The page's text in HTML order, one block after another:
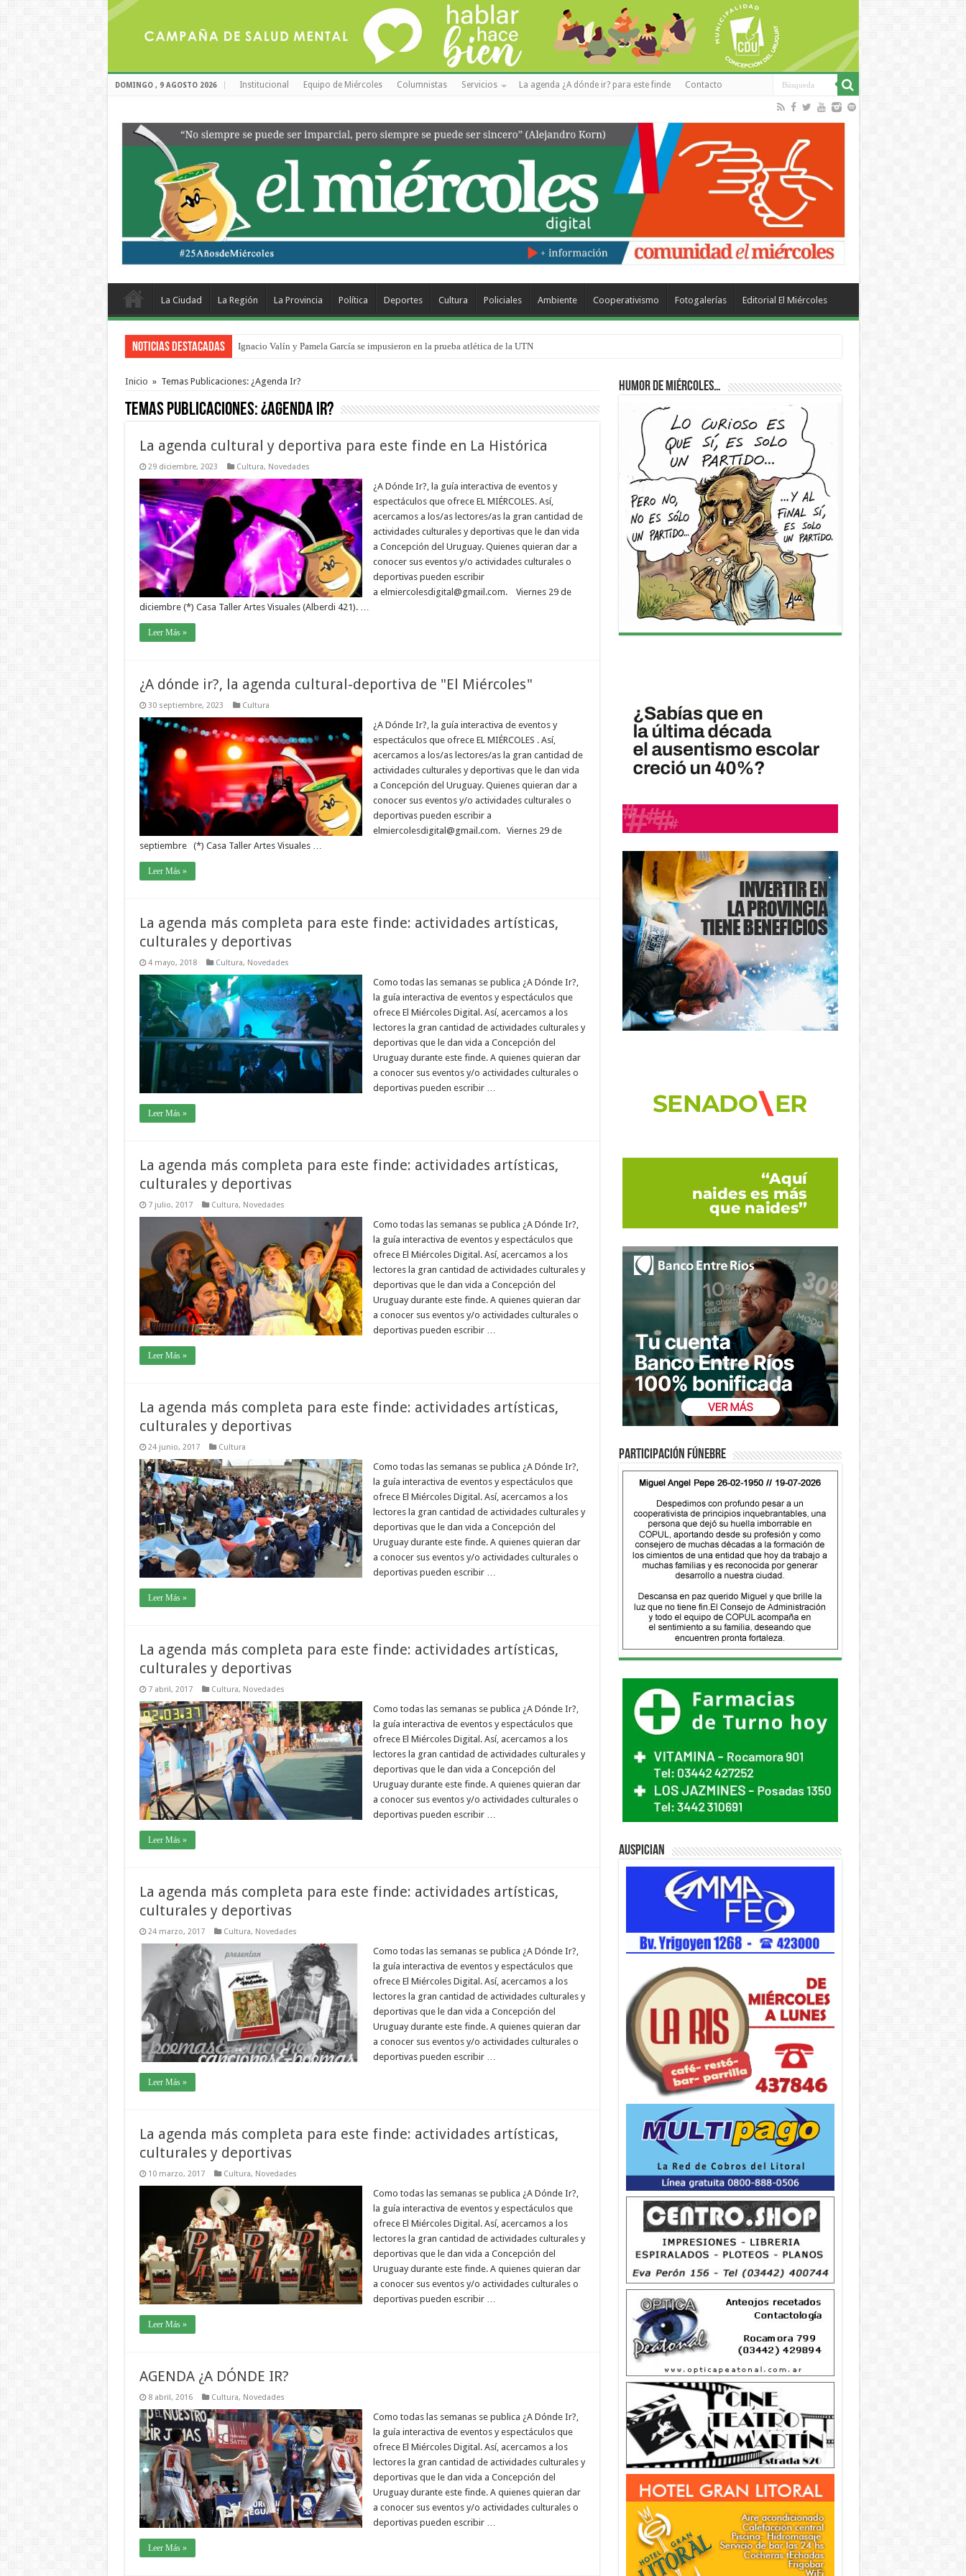
DOMINGO , 9 AGOSTO 2026 Institucional Equipo de Miércoles Columnistas Servicios La agenda ¿A dónde ir? para este finde Contacto
La Ciudad La Región La Provincia Política Deportes Cultura Policiales Ambiente Cooperativismo Fotogalerías Editorial El Miércoles
Noticias Destacadas Traigo el litoral en mi canción: 100 años de Aníbal Sampayo
Inicio » Temas Publicaciones: ¿Agenda Ir?
Temas Publicaciones:¿Agenda Ir?
La agenda cultural y deportiva para este finde en La Histórica
29 diciembre, 2023 Cultura, Novedades
¿A Dónde Ir?, la guía interactiva de eventos y
espectáculos que ofrece EL MIÉRCOLES. Así,
acercamos a los/as lectores/as la gran cantidad de
actividades culturales y deportivas que le dan vida
a Concepción del Uruguay. Quienes quieran dar a
conocer sus eventos y/o actividades culturales o
deportivas pueden escribir
a elmiercolesdigital@gmail.com. Viernes 29 de
diciembre (*) Casa Taller Artes Visuales (Alberdi 421). …
Leer Más »
¿A dónde ir?, la agenda cultural-deportiva de "El Miércoles"
30 septiembre, 2023 Cultura
¿A Dónde Ir?, la guía interactiva de eventos y
espectáculos que ofrece EL MIÉRCOLES . Así,
acercamos a los/as lectores/as la gran cantidad de
actividades culturales y deportivas que le dan vida
a Concepción del Uruguay. Quienes quieran dar a
conocer sus eventos y/o actividades culturales o
deportivas pueden escribir a
elmiercolesdigital@gmail.com. Viernes 29 de
septiembre (*) Casa Taller Artes Visuales …
Leer Más »
La agenda más completa para este finde: actividades artísticas,
culturales y deportivas
4 mayo, 2018 Cultura, Novedades
Como todas las semanas se publica ¿A Dónde Ir?,
la guía interactiva de eventos y espectáculos que
ofrece El Miércoles Digital. Así, acercamos a los
lectores la gran cantidad de actividades culturales y
deportivas que le dan vida a Concepción del
Uruguay durante este finde. A quienes quieran dar
a conocer sus eventos y/o actividades culturales o
deportivas pueden escribir …
Leer Más »
La agenda más completa para este finde: actividades artísticas,
culturales y deportivas
7 julio, 2017 Cultura, Novedades
Como todas las semanas se publica ¿A Dónde Ir?,
la guía interactiva de eventos y espectáculos que
ofrece El Miércoles Digital. Así, acercamos a los
lectores la gran cantidad de actividades culturales y
deportivas que le dan vida a Concepción del
Uruguay durante este finde. A quienes quieran dar
a conocer sus eventos y/o actividades culturales o
deportivas pueden escribir …
Leer Más »
La agenda más completa para este finde: actividades artísticas,
culturales y deportivas
24 junio, 2017 Cultura
Como todas las semanas se publica ¿A Dónde Ir?,
la guía interactiva de eventos y espectáculos que
ofrece El Miércoles Digital. Así, acercamos a los
lectores la gran cantidad de actividades culturales y
deportivas que le dan vida a Concepción del
Uruguay durante este finde. A quienes quieran dar
a conocer sus eventos y/o actividades culturales o
deportivas pueden escribir …
Leer Más »
La agenda más completa para este finde: actividades artísticas,
culturales y deportivas
7 abril, 2017 Cultura, Novedades
Como todas las semanas se publica ¿A Dónde Ir?,
la guía interactiva de eventos y espectáculos que
ofrece El Miércoles Digital. Así, acercamos a los
lectores la gran cantidad de actividades culturales y
deportivas que le dan vida a Concepción del
Uruguay durante este finde. A quienes quieran dar
a conocer sus eventos y/o actividades culturales o
deportivas pueden escribir …
Leer Más »
La agenda más completa para este finde: actividades artísticas,
culturales y deportivas
24 marzo, 2017 Cultura, Novedades
Como todas las semanas se publica ¿A Dónde Ir?,
la guía interactiva de eventos y espectáculos que
ofrece El Miércoles Digital. Así, acercamos a los
lectores la gran cantidad de actividades culturales y
deportivas que le dan vida a Concepción del
Uruguay durante este finde. A quienes quieran dar
a conocer sus eventos y/o actividades culturales o
deportivas pueden escribir …
Leer Más »
La agenda más completa para este finde: actividades artísticas,
culturales y deportivas
10 marzo, 2017 Cultura, Novedades
Como todas las semanas se publica ¿A Dónde Ir?,
la guía interactiva de eventos y espectáculos que
ofrece El Miércoles Digital. Así, acercamos a los
lectores la gran cantidad de actividades culturales y
deportivas que le dan vida a Concepción del
Uruguay durante este finde. A quienes quieran dar
a conocer sus eventos y/o actividades culturales o
deportivas pueden escribir …
Leer Más »
AGENDA ¿A DÓNDE IR?
8 abril, 2016 Cultura, Novedades
Como todas las semanas se publica ¿A Dónde Ir?,
la guía interactiva de eventos y espectáculos que
ofrece El Miércoles Digital. Así, acercamos a los
lectores la gran cantidad de actividades culturales y
deportivas que le dan vida a Concepción del
Uruguay durante este finde. A quienes quieran dar
a conocer sus eventos y/o actividades culturales o
deportivas pueden escribir …
Leer Más »
Humor de Miércoles…
Participación fúnebre
Auspician